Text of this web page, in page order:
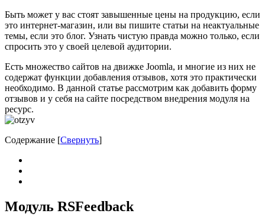
Быть может у вас стоят завышенные цены на продукцию, если
это интернет-магазин, или вы пишите статьи на неактуальные
темы, если это блог. Узнать чистую правда можно только, если
спросить это у своей целевой аудитории.
Есть множество сайтов на движке Joomla, и многие из них не
содержат функции добавления отзывов, хотя это практически
необходимо. В данной статье рассмотрим как добавить форму
отзывов и у себя на сайте посредством внедрения модуля на
ресурс.
Содержание [Свернуть]
Модуль RSFeedback